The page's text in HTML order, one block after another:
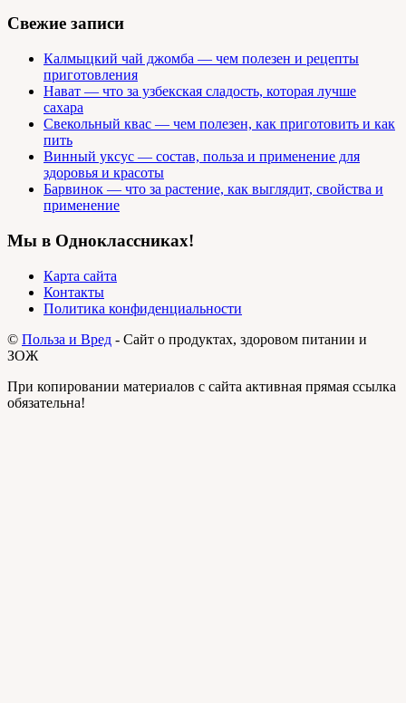
Свежие записи
Калмыцкий чай джомба — чем полезен и рецепты
приготовления
Нават — что за узбекская сладость, которая лучше
сахара
Свекольный квас — чем полезен, как приготовить и как
пить
Винный уксус — состав, польза и применение для
здоровья и красоты
Барвинок — что за растение, как выглядит, свойства и
применение
Мы в Одноклассниках!
Карта сайта
Контакты
Политика конфиденциальности
© Польза и Вред - Сайт о продуктах, здоровом питании и
ЗОЖ
При копировании материалов с сайта активная прямая ссылка
обязательна!